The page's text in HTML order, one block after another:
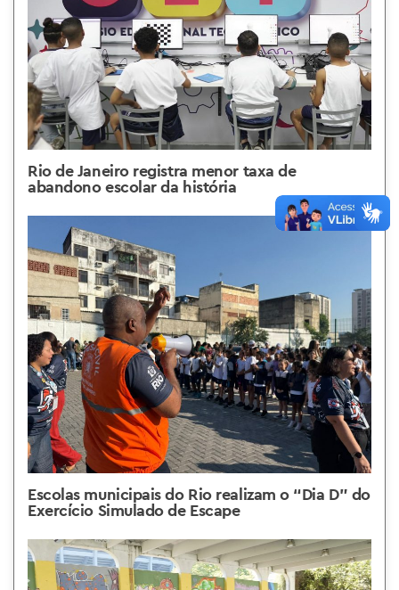
Rio de Janeiro registra menor taxa de
abandono escolar da história
Escolas municipais do Rio realizam o “Dia D” do
Exercício Simulado de Escape